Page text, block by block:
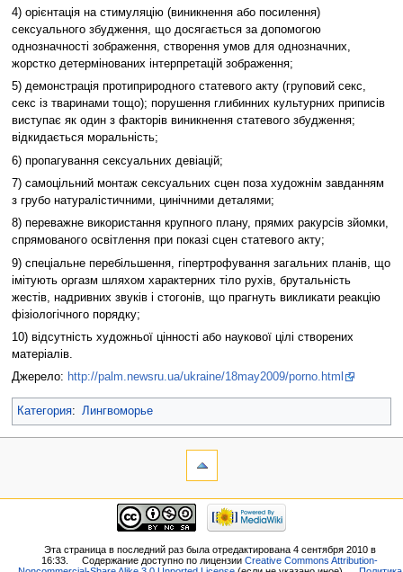
4) орієнтація на стимуляцію (виникнення або посилення)
сексуального збудження, що досягається за допомогою
однозначності зображення, створення умов для однозначних,
жорстко детермінованих інтерпретацій зображення;
5) демонстрація протиприродного статевого акту (груповий секс,
секс із тваринами тощо); порушення глибинних культурних приписів
виступає як один з факторів виникнення статевого збудження;
відкидається моральність;
6) пропагування сексуальних девіацій;
7) самоцільний монтаж сексуальних сцен поза художнім завданням
з грубо натуралістичними, цинічними деталями;
8) переважне використання крупного плану, прямих ракурсів зйомки,
спрямованого освітлення при показі сцен статевого акту;
9) спеціальне перебільшення, гіпертрофування загальних планів, що
імітують оргазм шляхом характерних тіло рухів, брутальність
жестів, надривних звуків і стогонів, що прагнуть викликати реакцію
фізіологічного порядку;
10) відсутність художньої цінності або наукової цілі створених
матеріалів.
Джерело: http://palm.newsru.ua/ukraine/18may2009/porno.html
Категория: Лингвоморье
Эта страница в последний раз была отредактирована 4 сентября 2010 в
16:33.
Содержание доступно по лицензииCreative Commons Attribution-